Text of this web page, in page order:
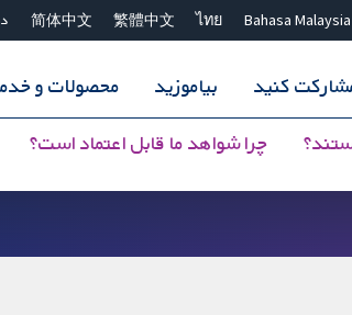
Bahasa Malaysia
ไทย
繁體中文
简体中文
چرا شواهد ما قابل اعتماد است؟
کنید بیاموزید محصولات و